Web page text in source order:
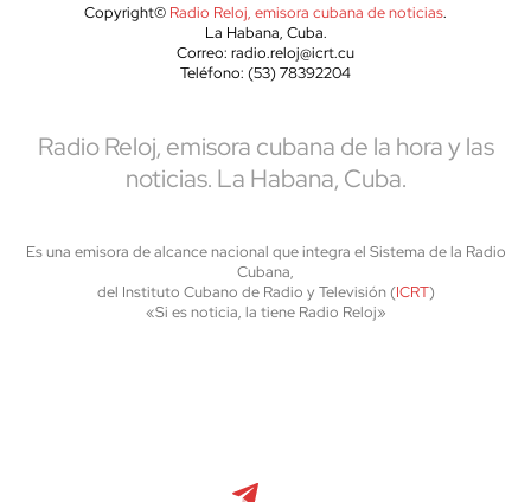
Copyright© Radio Reloj, emisora cubana de noticias.
La Habana, Cuba.
Correo: radio.reloj@icrt.cu
Teléfono: (53) 78392204
Radio Reloj, emisora cubana de la hora y las
noticias. La Habana, Cuba.
Es una emisora de alcance nacional que integra el Sistema de la Radio
Cubana,
del Instituto Cubano de Radio y Televisión (ICRT)
«Si es noticia, la tiene Radio Reloj»